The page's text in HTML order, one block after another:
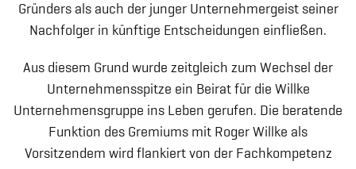
Gründers als auch der junger Unternehmergeist seiner
Nachfolger in künftige Entscheidungen einfließen.
Aus diesem Grund wurde zeitgleich zum Wechsel der
Unternehmensspitze ein Beirat für die Willke
Unternehmensgruppe ins Leben gerufen. Die beratende
Funktion des Gremiums mit Roger Willke als
Vorsitzendem wird flankiert von der Fachkompetenz